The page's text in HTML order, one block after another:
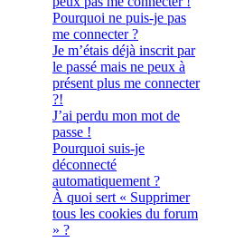
Pourquoi ne puis-je pas
me connecter ?
Je m’étais déjà inscrit par
le passé mais ne peux à
présent plus me connecter
?!
J’ai perdu mon mot de
passe !
Pourquoi suis-je
déconnecté
automatiquement ?
À quoi sert « Supprimer
tous les cookies du forum
» ?